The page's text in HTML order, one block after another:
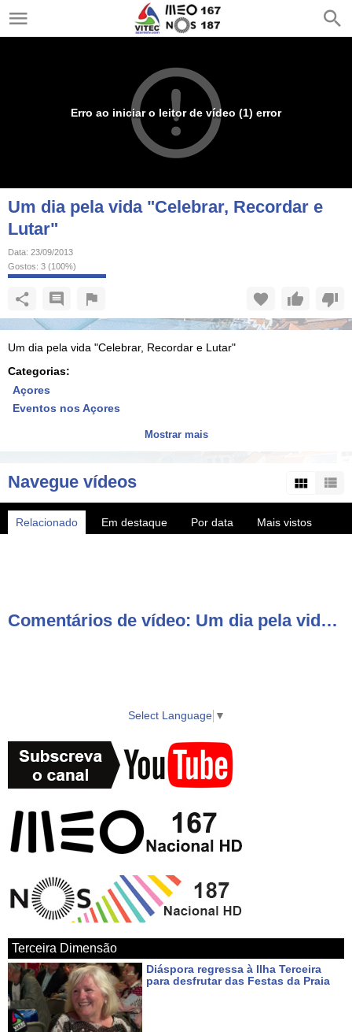
Erro ao iniciar o leitor de vídeo (1) error
Um dia pela vida "Celebrar, Recordar e
Lutar"
Data: 23/09/2013
Gostos: 3 (100%)
Um dia pela vida "Celebrar, Recordar e Lutar"
Categorias:
Açores
Eventos nos Açores
Mostrar mais
Navegue vídeos
Relacionado Em destaque Por data
Mais vistos
Comentários de vídeo: Um dia pela vida "Celebrar, Recordar e Lutar"
Select Language ▼
Terceira Dimensão
Diáspora regressa à Ilha Terceira
para desfrutar das Festas da Praia